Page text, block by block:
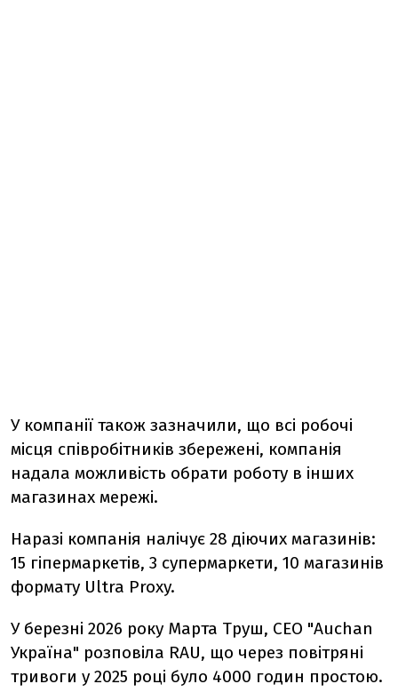
У компанії також зазначили, що всі робочі
місця співробітників збережені, компанія
надала можливість обрати роботу в інших
магазинах мережі.
Наразі компанія налічує 28 діючих магазинів:
15 гіпермаркетів, 3 супермаркети, 10 магазинів
формату Ultra Proxy.
У березні 2026 року Марта Труш, СЕО "Auchan
Україна" розповіла RAU, що через повітряні
тривоги у 2025 році було 4000 годин простою.